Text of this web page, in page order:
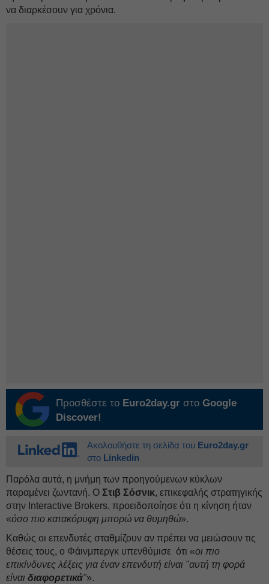
να διαρκέσουν για χρόνια.
Προσθέστε το Euro2day.gr στο Google
Discover!
Ακολουθήστε τη σελίδα του Euro2day.gr
στο Linkedin
Παρόλα αυτά, η μνήμη των προηγούμενων κύκλων
παραμένει ζωντανή. Ο Στιβ Σόσνικ, επικεφαλής στρατηγικής
στην Interactive Brokers, προειδοποίησε ότι η κίνηση ήταν
«όσο πιο κατακόρυφη μπορώ να θυμηθώ».
Καθώς οι επενδυτές σταθμίζουν αν πρέπει να μειώσουν τις
θέσεις τους, ο Φάινμπεργκ υπενθύμισε ότι «οι πιο
επικίνδυνες λέξεις για έναν επενδυτή είναι "αυτή τη φορά
είναι διαφορετικά"».